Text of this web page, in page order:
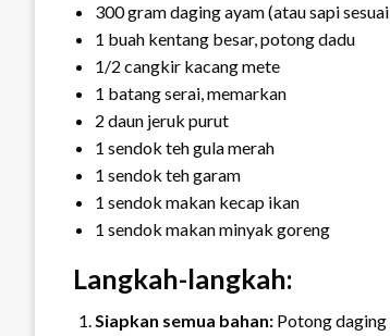
300 gram daging ayam (atau sapi
1 buah kentang besar, potong dadu
1/2 cangkir kacang mete
1 batang serai, memarkan
2 daun jeruk purut
1 sendok teh gula merah
1 sendok teh garam
1 sendok makan kecap ikan
1 sendok makan minyak goreng
Langkah-langkah:
Siapkan semua bahan: Potong daging